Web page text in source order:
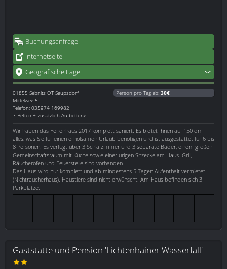
Buchungsanfrage
Internetseite
Geografische Lage
01855 Sebnitz OT Saupsdorf
Mittelweg 5
Telefon: 035974 169982
7 Betten + zusätzlich Aufbettung
Person pro Tag ab: 30€
Wir haben das Ferienhaus 2017 komplett saniert. Es bietet Ihnen auf 150 qm
alles, was Sie für einen erholsamen Urlaub benötigen und ist ausgestattet für 6 bis
8 Personen. Es verfügt über 3 Schlafzimmer und 3 separate Bäder, einem großen
Gemeinschaftsraum mit Küche sowie einer urigen Sitzecke am Haus. Grill,
Räucherofen und Feuerstelle sind vorhanden.
Das Haus wird nur komplett und ab mindestens 5 Tagen Aufenthalt vermietet
(Nichtraucherhaus). Haustiere sind nicht erwünscht. Am Haus befinden sich 3
Parkplätze.
Gaststätte und Pension 'Lichtenhainer Wasserfall'